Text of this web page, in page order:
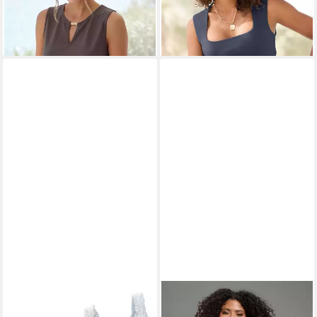
Tanktop mit Spitze (3er-
LAURA SCOTTStricktop aus